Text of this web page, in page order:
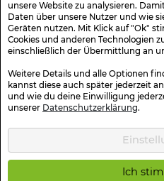
unsere Website zu analysieren.
Daten über unsere Nutzer und wie
Geräten nutzen. Mit Klick auf "Ok"
Cookies und anderen Technologien
einschließlich der Übermittlung an
Weitere Details und alle Optionen
kannst diese auch später jederzeit
und wie du deine Einwilligung
unserer Datenschutzerklärung.
Ich
Versand & Rücksendung
Sicher Einkaufen
Kotte & Zeller 2026 © Alle Rechte
Preise entsprechen